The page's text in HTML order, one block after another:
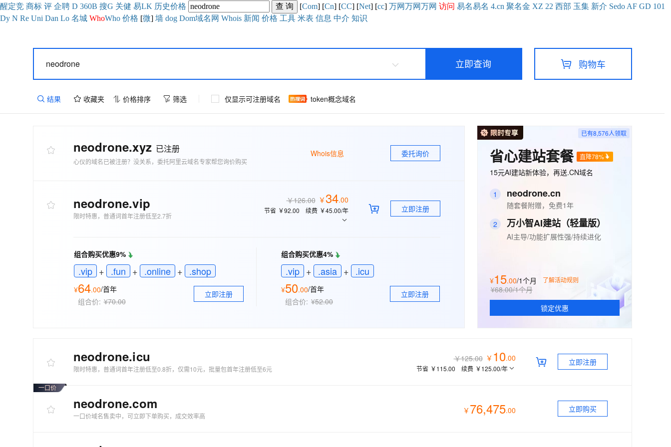
醒定竞 商标 评 企聘 D 360B 搜G 关健 易LK 历史价格 [Com] [Cn] [CC] [Net] [cc] 万网万网万网 访问 易名易名 4.cn 聚名金 XZ 22 西部 玉集 新介 Sedo AF GD 101
Dy N Re Uni Dan Lo 名城 WhoWho 价格 [微] 墙 dog Dom域名网 Whois 新闻 价格 工具 米表 信息 中介 知识